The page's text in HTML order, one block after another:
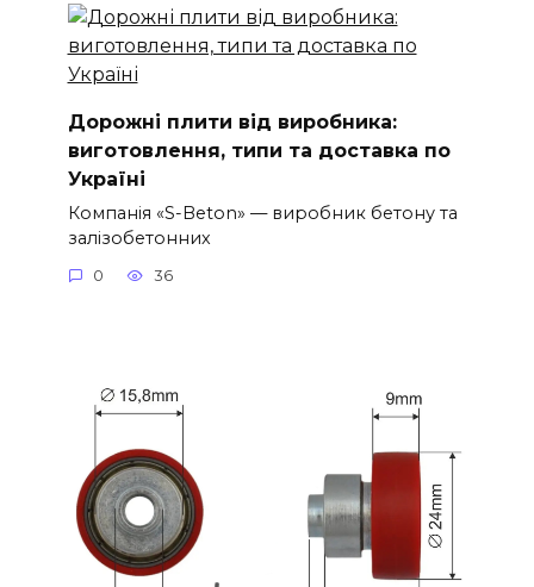
Дорожні плити від виробника:
виготовлення, типи та доставка по
Україні
Компанія «S-Beton» — виробник бетону та
залізобетонних
0 36